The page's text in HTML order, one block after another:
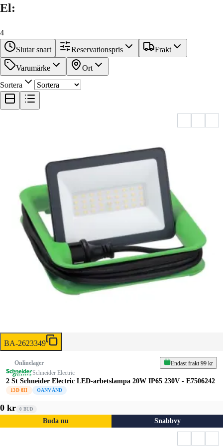
El:
4
Slutar snart
Reservationspris Frakt
Varumärke
Ort
Sortera
BA-2623349
Onlinelager
Endast frakt 99 kr
Schneider Electric
2 St Schneider Electric LED-arbetslampa 20W IP65 230V - E7506242
13D 8H OANVÄND
0 kr 0 BUD
Buda nu Snabbvy